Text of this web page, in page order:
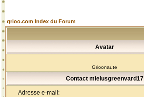
grioo.com Index du Forum
Avatar
Grioonaute
Contact mielusgreenvard17
Adresse e-mail: